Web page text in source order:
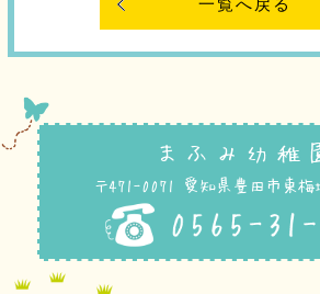
まふみ幼稚
〒471-0071 愛知県豊田市東